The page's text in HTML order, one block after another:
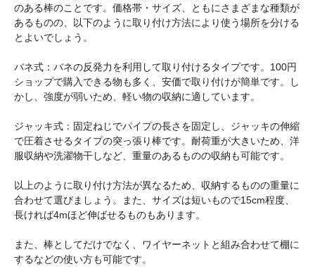
のある棒のことです。価格帯・サイズ、ともにさまざまな種類が
あるものの、以下のように取り付け方法により使う場所を分ける
とよいでしょう。
バネ式：バネの反発力を利用して取り付けるタイプです。100円
ショップで購入できる物も多く、安価で取り付けが簡単です。し
かし、強度が弱いため、軽い物の収納に適しています。
ジャッキ式：固定ねじでパイプの長さを固定し、ジャッキの伸縮
で圧着させるタイプの突っ張り棒です。耐荷重が大きいため、洋
服収納や洗濯物干しなど、重量のあるものの収納も可能です。
以上のように取り付け方法が異なるため、収納するものの重量に
合わせて選びましょう。また、サイズは短いもので15cm程度、
長ければ4mほど伸ばせるものもあります。
また、棒としてだけでなく、ワイヤーネットと組み合わせて棚に
するなどの使い方も可能です。